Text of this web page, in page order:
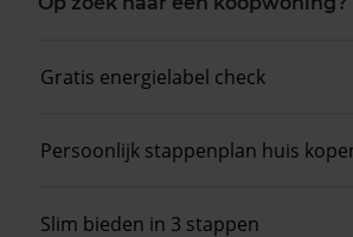
Gratis energielabel check
Persoonlijk stappenplan huis
Slim bieden in 3 stappen